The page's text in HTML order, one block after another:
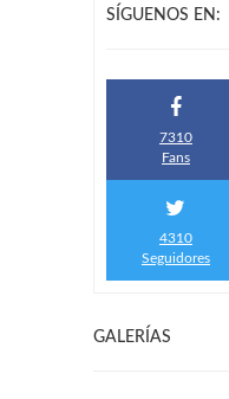
SÍGUENOS EN:
7310
Fans
4310
Seguidores
GALERÍAS